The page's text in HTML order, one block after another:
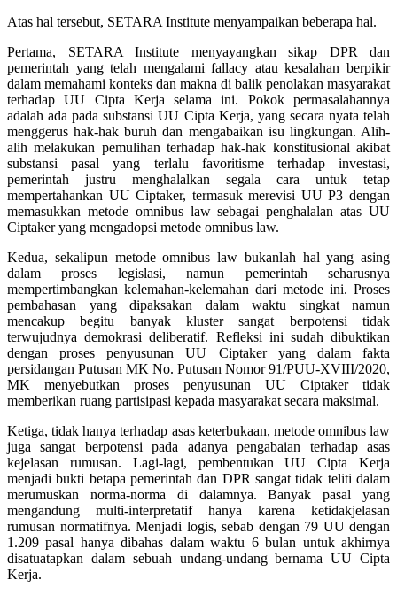
Atas hal tersebut, SETARA Institute menyampaikan beberapa hal.
Pertama, SETARA Institute menyayangkan sikap DPR dan
pemerintah yang telah mengalami fallacy atau kesalahan berpikir
dalam memahami konteks dan makna di balik penolakan masyarakat
terhadap UU Cipta Kerja selama ini. Pokok permasalahannya
adalah ada pada substansi UU Cipta Kerja, yang secara nyata telah
menggerus hak-hak buruh dan mengabaikan isu lingkungan. Alih-
alih melakukan pemulihan terhadap hak-hak konstitusional akibat
substansi pasal yang terlalu favoritisme terhadap investasi,
pemerintah justru menghalalkan segala cara untuk tetap
mempertahankan UU Ciptaker, termasuk merevisi UU P3 dengan
memasukkan metode omnibus law sebagai penghalalan atas UU
Ciptaker yang mengadopsi metode omnibus law.
Kedua, sekalipun metode omnibus law bukanlah hal yang asing
dalam proses legislasi, namun pemerintah seharusnya
mempertimbangkan kelemahan-kelemahan dari metode ini. Proses
pembahasan yang dipaksakan dalam waktu singkat namun
mencakup begitu banyak kluster sangat berpotensi tidak
terwujudnya demokrasi deliberatif. Refleksi ini sudah dibuktikan
dengan proses penyusunan UU Ciptaker yang dalam fakta
persidangan Putusan MK No. Putusan Nomor 91/PUU-XVIII/2020,
MK menyebutkan proses penyusunan UU Ciptaker tidak
memberikan ruang partisipasi kepada masyarakat secara maksimal.
Ketiga, tidak hanya terhadap asas keterbukaan, metode omnibus law
juga sangat berpotensi pada adanya pengabaian terhadap asas
kejelasan rumusan. Lagi-lagi, pembentukan UU Cipta Kerja
menjadi bukti betapa pemerintah dan DPR sangat tidak teliti dalam
merumuskan norma-norma di dalamnya. Banyak pasal yang
mengandung multi-interpretatif hanya karena ketidakjelasan
rumusan normatifnya. Menjadi logis, sebab dengan 79 UU dengan
1.209 pasal hanya dibahas dalam waktu 6 bulan untuk akhirnya
disatuatapkan dalam sebuah undang-undang bernama UU Cipta
Kerja.